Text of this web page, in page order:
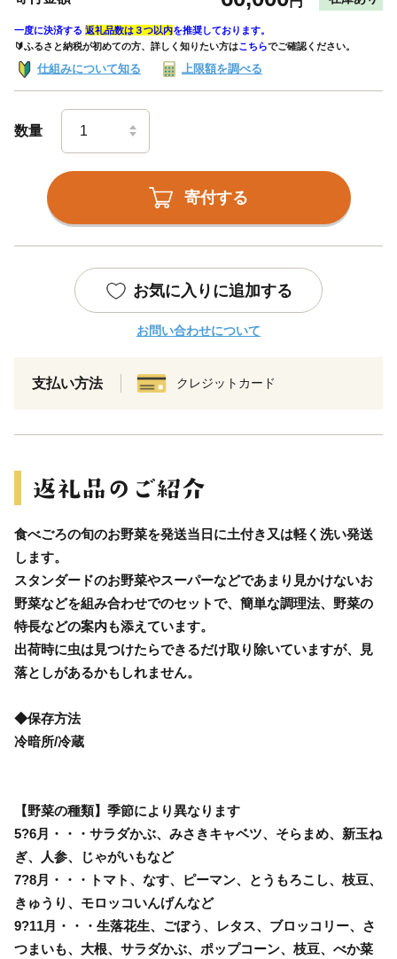
一度に決済する 返礼品数は３つ以内を推奨しております。
🔰ふるさと納税が初めての方、詳しく知りたい方はこちらでご確認ください。
仕組みについて知る 上限額を調べる
数量
寄付する
お気に入りに追加する
お問い合わせについて
支払い方法 クレジットカード
食べごろの旬のお野菜を発送当日に土付き又は軽く洗い発送
します。
スタンダードのお野菜やスーパーなどであまり見かけないお
野菜などを組み合わせでのセットで、簡単な調理法、野菜の
特長などの案内も添えています。
出荷時に虫は見つけたらできるだけ取り除いていますが、見
落としがあるかもしれません。
◆保存方法
冷暗所/冷蔵
【野菜の種類】季節により異なります
5?6月・・・サラダかぶ、みさきキャベツ、そらまめ、新玉ね
ぎ、人参、じゃがいもなど
7?8月・・・トマト、なす、ピーマン、とうもろこし、枝豆、
きゅうり、モロッコいんげんなど
9?11月・・・生落花生、ごぼう、レタス、ブロッコリー、さ
つまいも、大根、サラダかぶ、ポップコーン、枝豆、べか菜